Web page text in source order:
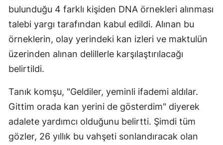
Düzce
bulunduğu 4 farklı kişiden DNA örnekleri alınması
talebi yargı tarafından kabul edildi. Alınan bu
örneklerin, olay yerindeki kan izleri ve maktulün
üzerinden alınan delillerle karşılaştırılacağı
belirtildi.
Tanık komşu, "Geldiler, yeminli ifademi aldılar.
Gittim orada kan yerini de gösterdim" diyerek
adalete yardımcı olduğunu belirtti. Şimdi tüm
gözler, 26 yıllık bu vahşeti sonlandıracak olan